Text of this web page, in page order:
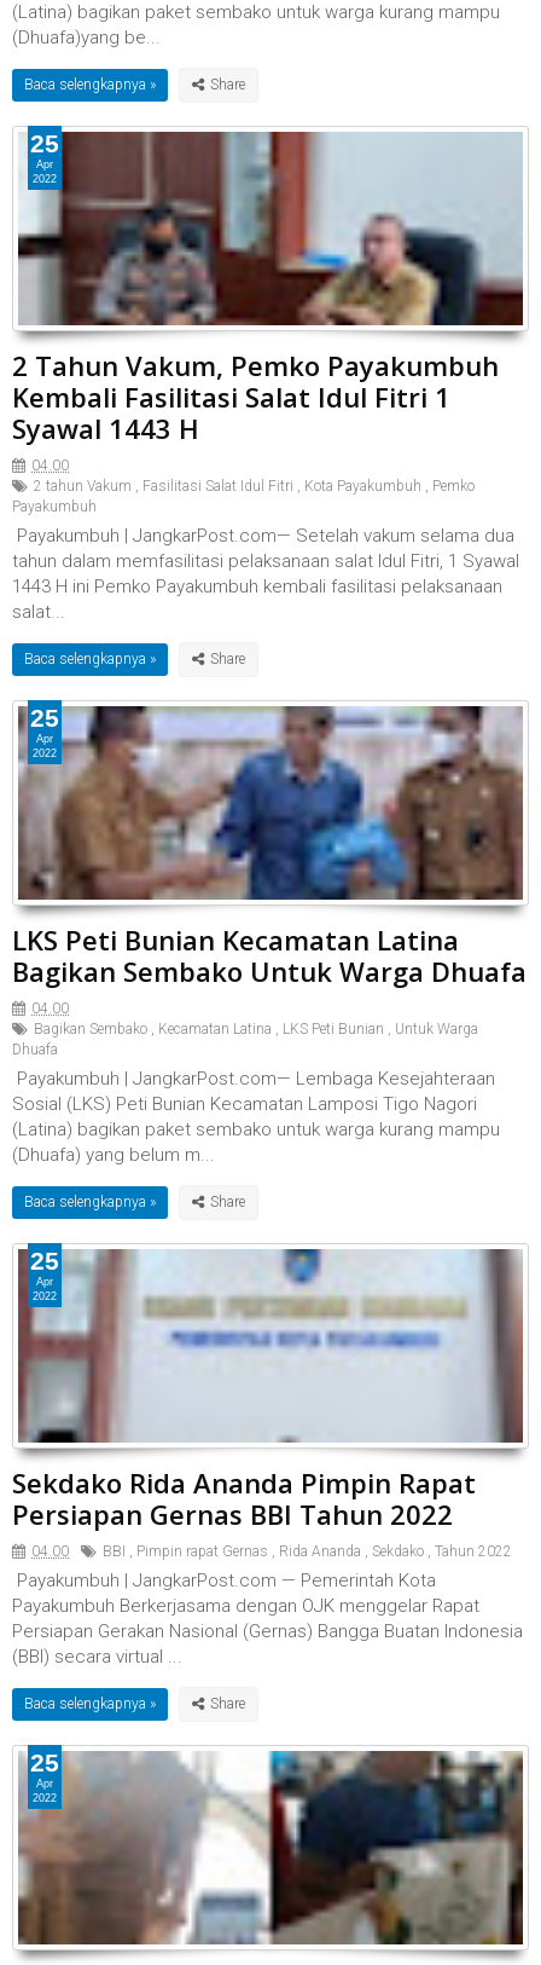
(Latina) bagikan paket sembako untuk warga kurang mampu
(Dhuafa)yang be...
Baca selengkapnya »
2 Tahun Vakum, Pemko Payakumbuh
Kembali Fasilitasi Salat Idul Fitri 1
Syawal 1443 H
04.00
2 tahun Vakum , Fasilitasi Salat Idul Fitri , Kota Payakumbuh , Pemko
Payakumbuh
Payakumbuh | JangkarPost.com— Setelah vakum selama dua
tahun dalam memfasilitasi pelaksanaan salat Idul Fitri, 1 Syawal
1443 H ini Pemko Payakumbuh kembali fasilitasi pelaksanaan
salat...
Baca selengkapnya »
25
Apr
2022
LKS Peti Bunian Kecamatan Latina
Bagikan Sembako Untuk Warga Dhuafa
04.00
Bagikan Sembako , Kecamatan Latina , LKS Peti Bunian , Untuk Warga
Dhuafa
Payakumbuh | JangkarPost.com— Lembaga Kesejahteraan
Sosial (LKS) Peti Bunian Kecamatan Lamposi Tigo Nagori
(Latina) bagikan paket sembako untuk warga kurang mampu
(Dhuafa) yang belum m...
Baca selengkapnya »
25
Apr
2022
Sekdako Rida Ananda Pimpin Rapat
Persiapan Gernas BBI Tahun 2022
04.00 BBI , Pimpin rapat Gernas , Rida Ananda , Sekdako , Tahun 2022
Payakumbuh | JangkarPost.com — Pemerintah Kota
Payakumbuh Berkerjasama dengan OJK menggelar Rapat
Persiapan Gerakan Nasional (Gernas) Bangga Buatan Indonesia
(BBI) secara virtual ...
Baca selengkapnya »
25
Apr
2022
25
Apr
2022